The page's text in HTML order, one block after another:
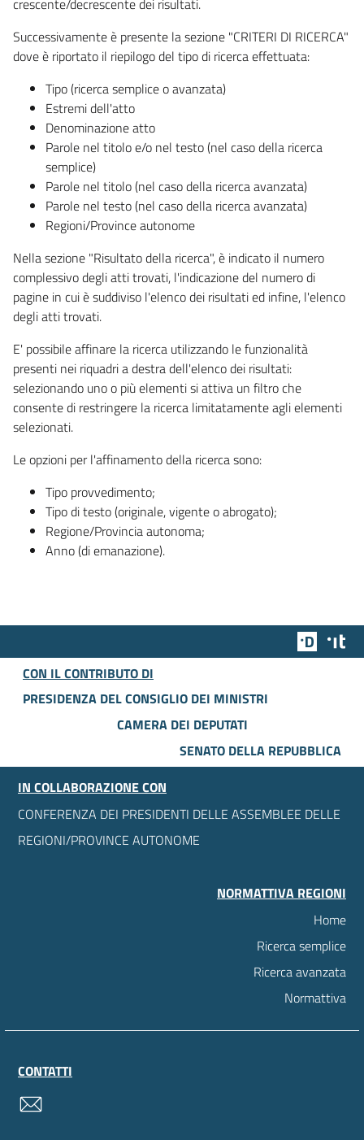
crescente/decrescente dei risultati.
Successivamente è presente la sezione "CRITERI DI RICERCA"
dove è riportato il riepilogo del tipo di ricerca effettuata:
Tipo (ricerca semplice o avanzata)
Estremi dell'atto
Denominazione atto
Parole nel titolo e/o nel testo (nel caso della ricerca
semplice)
Parole nel titolo (nel caso della ricerca avanzata)
Parole nel testo (nel caso della ricerca avanzata)
Regioni/Province autonome
Nella sezione "Risultato della ricerca", è indicato il numero
complessivo degli atti trovati, l'indicazione del numero di
pagine in cui è suddiviso l'elenco dei risultati ed infine, l'elenco
degli atti trovati.
E' possibile affinare la ricerca utilizzando le funzionalità
presenti nei riquadri a destra dell'elenco dei risultati:
selezionando uno o più elementi si attiva un filtro che
consente di restringere la ricerca limitatamente agli elementi
selezionati.
Le opzioni per l'affinamento della ricerca sono:
Tipo provvedimento;
Tipo di testo (originale, vigente o abrogato);
Regione/Provincia autonoma;
Anno (di emanazione).
Team
CON IL CONTRIBUTO DI
PRESIDENZA DEL CONSIGLIO DEI MINISTRI
CAMERA DEI DEPUTATI
SENATO DELLA REPUBBLICA
IN COLLABORAZIONE CON
CONFERENZA DEI PRESIDENTI DELLE ASSEMBLEE DELLE
REGIONI/PROVINCE AUTONOME
NORMATTIVA REGIONI
Home
Ricerca semplice
Ricerca avanzata
Normattiva
CONTATTI